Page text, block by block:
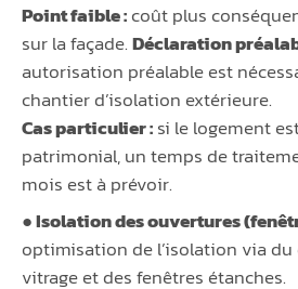
Point faible :coût plus
sur la façade.Déclaration
autorisation préalable est
chantier d’isolation extérieure.
Cas particulier :si le logement
patrimonial, un temps de
mois est à prévoir.
● Isolation des ouvertures
optimisation de l’isolation via
vitrage et des fenêtres étanches.